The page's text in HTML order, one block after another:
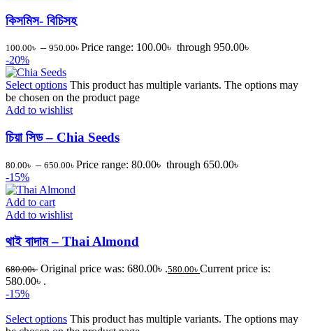
কিসমিস- বিচিসহ
100.00৳ – 950.00৳ Price range: 100.00৳ through 950.00৳
-20%
Select options This product has multiple variants. The options may
be chosen on the product page
Add to wishlist
চিয়া সিড – Chia Seeds
80.00৳ – 650.00৳ Price range: 80.00৳ through 650.00৳
-15%
Add to cart
Add to wishlist
থাই বাদাম – Thai Almond
680.00৳ Original price was: 680.00৳ .580.00৳ Current price is:
580.00৳ .
-15%
Select options This product has multiple variants. The options may